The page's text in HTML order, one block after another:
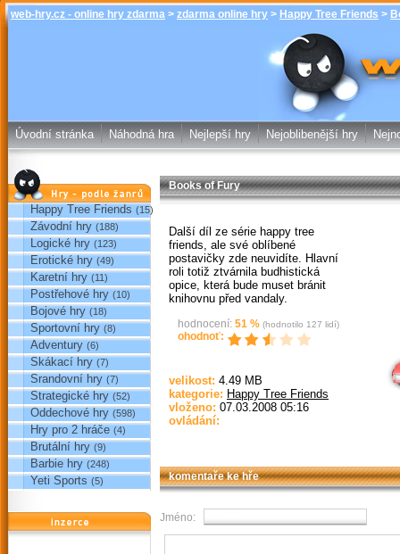
web-hry.cz - online hry zdarma > zdarma online hry > Happy Tree Friends >
Books of
zdarma
Úvodní stránka Náhodná hra Nejlepší hry Nejoblibenější hry
Hry podle žánrů
Happy Tree Friends (15)
Závodní hry (188)
Logické hry (123)
Erotické hry (49)
Karetní hry (11)
Postřehové hry (10)
Bojové hry (18)
Sportovní hry (8)
Adventury (6)
Skákací hry (7)
Srandovní hry (7)
Strategické hry (52)
Oddechové hry (598)
Hry pro 2 hráče (4)
Brutální hry (9)
Barbie hry (248)
Yeti Sports (5)
reklama
Books of Fury
Další díl ze série happy tree
friends, ale své oblíbené
postavičky zde neuvidíte. Hlavní
roli totiž ztvárnila budhistická
opice, která bude muset bránit
knihovnu před vandaly.
hodnocení: 51 % (hodnotilo 127 lidí)
ohodnoť:
velikost: 4.49 MB
kategorie: Happy Tree Friends
vloženo: 07.03.2008 05:16
ovládání:
komentaře ke hře
Jméno: